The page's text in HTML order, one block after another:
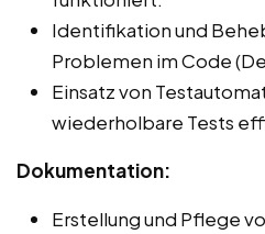
Identifikation und
Problemen im Code
Einsatz von
wiederholbare Tests
Dokumentation:
Erstellung und Pflege